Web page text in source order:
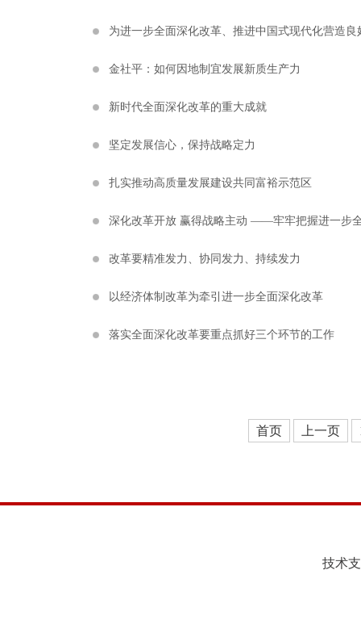
为进一步全面深化改革、推进中国式现代化营造良
金社平：如何因地制宜发展新质生产力
新时代全面深化改革的重大成就
坚定发展信心，保持战略定力
扎实推动高质量发展建设共同富裕示范区
深化改革开放 赢得战略主动 ——牢牢把握进一步
改革要精准发力、协同发力、持续发力
以经济体制改革为牵引进一步全面深化改革
落实全面深化改革要重点抓好三个环节的工作
首页 上一页
技术